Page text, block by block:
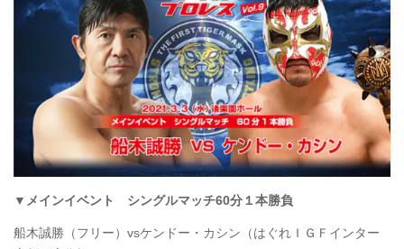
▼メインイベント シングルマッチ60分１本勝負
船木誠勝（フリー）vsケンドー・カシン（はぐれＩＧＦインター